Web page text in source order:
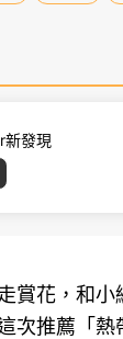
新發現
賞花，和小
次推薦「熱